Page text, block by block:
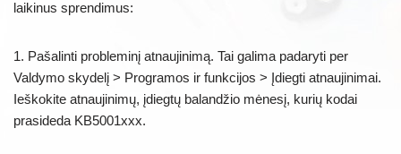
laikinus sprendimus:
1. Pašalinti probleminį atnaujinimą. Tai galima padaryti per
Valdymo skydelį > Programos ir funkcijos > Įdiegti atnaujinimai.
Ieškokite atnaujinimų, įdiegtų balandžio mėnesį, kurių kodai
prasideda KB5001xxx.